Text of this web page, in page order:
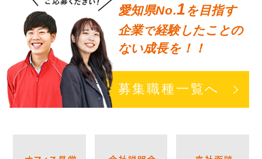
愛知県No.1 を目指す
企業で経験したことの
ない成長を！！
募集職種一覧へ